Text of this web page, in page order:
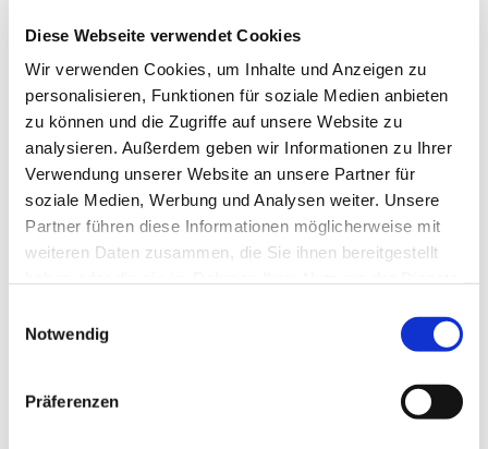
Diese Webseite verwendet Cookies
Wir verwenden Cookies, um Inhalte und Anzeigen zu
personalisieren, Funktionen für soziale Medien anbieten
zu können und die Zugriffe auf unsere Website zu
analysieren. Außerdem geben wir Informationen zu Ihrer
Verwendung unserer Website an unsere Partner für
soziale Medien, Werbung und Analysen weiter. Unsere
Partner führen diese Informationen möglicherweise mit
weiteren Daten zusammen, die Sie ihnen bereitgestellt
Notwendig
Präferenzen
(Oder)